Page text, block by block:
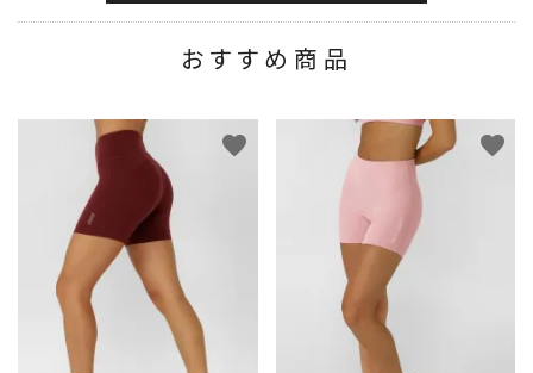
おすすめ商品
favorite favorite